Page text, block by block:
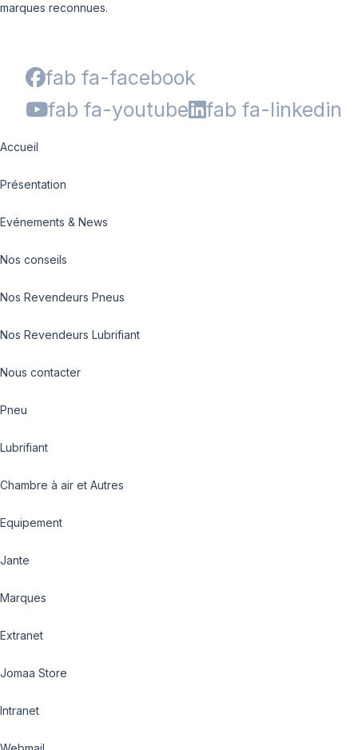
marques reconnues.
fab fa-facebook
fab fa-youtube
fab fa-linkedin
Accueil
Présentation
Evénements & News
Nos conseils
Nos Revendeurs Pneus
Nos Revendeurs Lubrifiant
Nous contacter
Pneu
Lubrifiant
Chambre à air et Autres
Equipement
Jante
Marques
Extranet
Jomaa Store
Intranet